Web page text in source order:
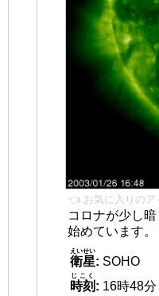
👈 お気に入りのア
コロナが少し
始めています。
衛星
えいせい
: SOHO
時刻
じこく
: 16時48分